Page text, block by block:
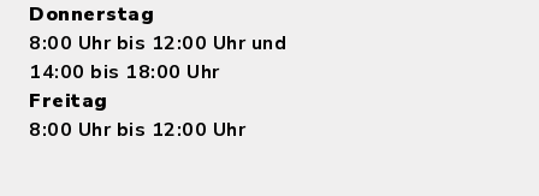
Donnerstag
8:00 Uhr bis 12:00 Uhr und
14:00 bis 18:00 Uhr
Freitag
8:00 Uhr bis 12:00 Uhr